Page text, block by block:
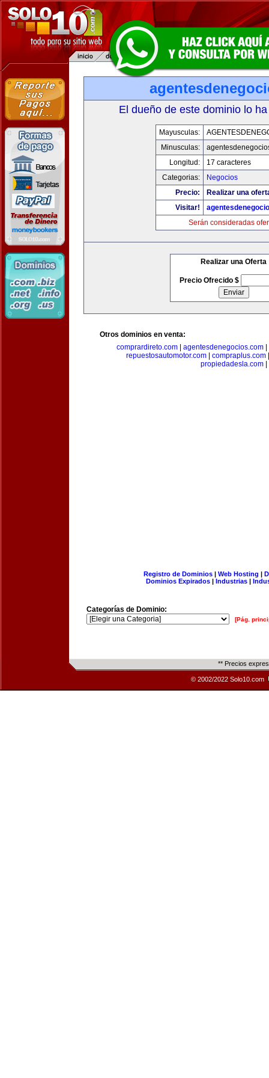
El dueño de este dominio lo
Mayusculas:
Minusculas:
Longitud:
17 caracteres
Categorias:
Negocios
Precio:
Realizar una
Visitar!
Serán consideradas
Realizar una Oferta
Precio Ofrecido $
Otros dominios en venta:
comprardireto.com| agentesdenegocios.com|
repuestosautomotor.com
compraplus.com
propiedadesla.com|
Registro de Dominios| Web Hosting |
Dominios Expirados | Industrias |
Categorías de Dominio:
[Pág.
** Precios
© 2002/2022 Solo10.com